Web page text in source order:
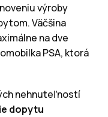
výroby
Väčšina
na dve
PSA, ktorá
nehnuteľností
dopytu